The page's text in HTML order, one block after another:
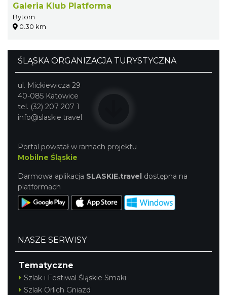
Galeria Klub Platforma
Bytom
0.30 km
ŚLĄSKA ORGANIZACJA TURYSTYCZNA
ul. Mickiewicza 29
40-085 Katowice
tel. (32) 207 207 1
info@slaskie.travel
Portal powstał w ramach projektu
Mobilne Śląskie
Darmowa aplikacja SLASKIE.travel dostępna na
platformach
NASZE SERWISY
Tematyczne
Szlak i Festiwal Śląskie Smaki
Szlak Orlich Gniazd